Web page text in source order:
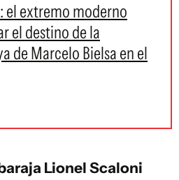
el extremo moderno
el destino de la
de Marcelo Bielsa en el
Lionel Scaloni